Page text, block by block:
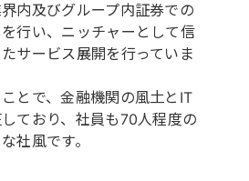
内及びグループ内証券での
行い、ニッチャーとして信
サービス展開を行っていま
とで、金融機関の風土とIT
ており、社員も70人程度の
社風です。